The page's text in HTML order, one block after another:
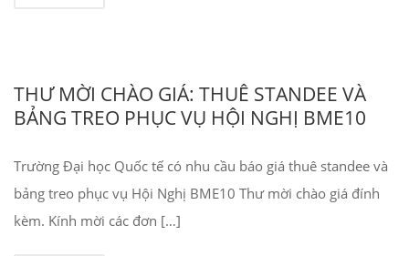
THƯ MỜI CHÀO GIÁ: THUÊ STANDEE VÀ
BẢNG TREO PHỤC VỤ HỘI NGHỊ BME10
Trường Đại học Quốc tế có nhu cầu báo giá thuê standee và
bảng treo phục vụ Hội Nghị BME10 Thư mời chào giá đính
kèm. Kính mời các đơn […]